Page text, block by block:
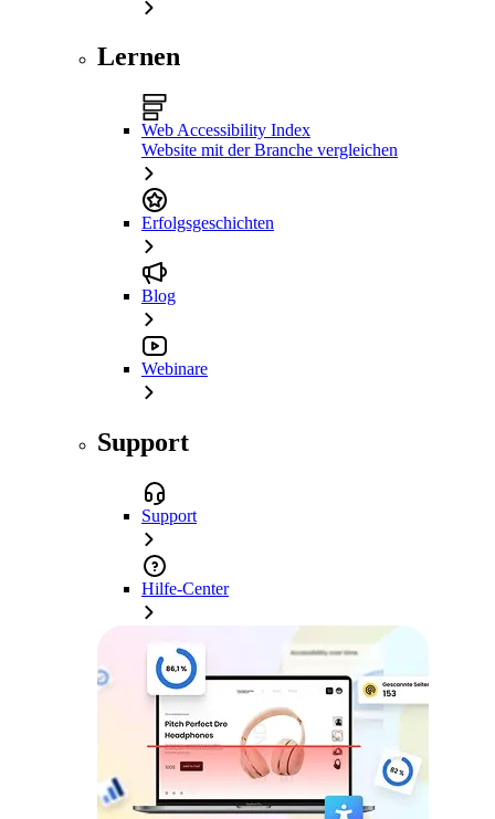
Lernen
Web Accessibility Index
Website mit der Branche vergleichen
Erfolgsgeschichten
Blog
Webinare
Support
Support
Hilfe-Center